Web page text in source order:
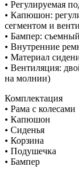
• Регулируемая
• Капюшон:
сегментом и
• Бампер:
• Внутренние
• Материал
• Вентиляция:
на молнии)
Комплектация
• Рама с колесами
• Капюшон
• Сиденья
• Корзина
• Подушечка
• Бампер